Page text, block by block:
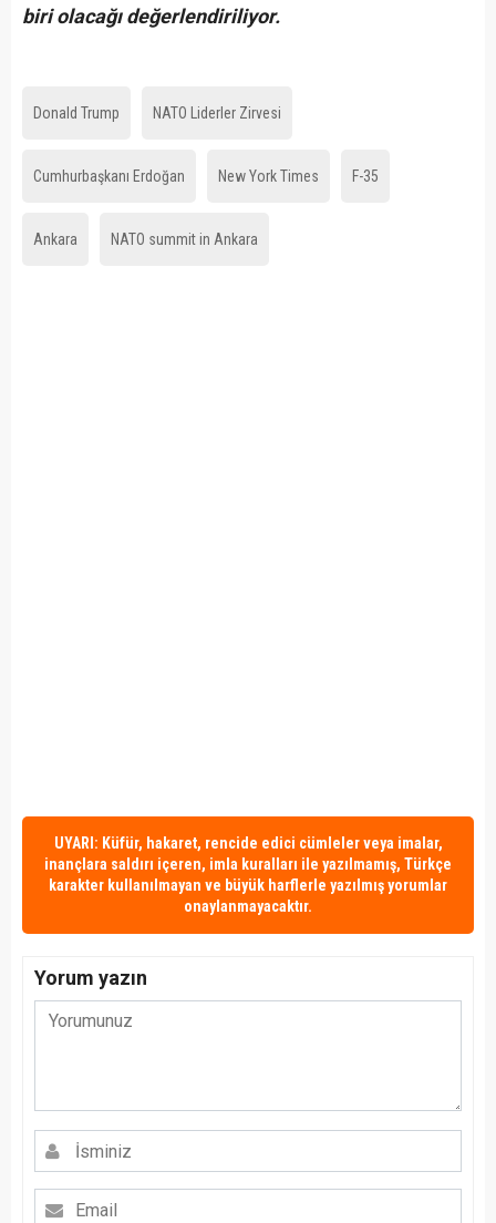
biri olacağı değerlendiriliyor.
Donald Trump NATO Liderler Zirvesi
Cumhurbaşkanı Erdoğan New York Times F-35
Ankara NATO summit in Ankara
UYARI: Küfür, hakaret, rencide edici cümleler veya imalar,
inançlara saldırı içeren, imla kuralları ile yazılmamış, Türkçe
karakter kullanılmayan ve büyük harflerle yazılmış yorumlar
onaylanmayacaktır.
Yorum yazın